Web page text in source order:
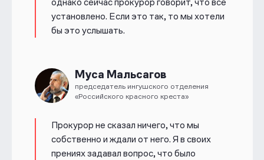
однако сейчас прокурор говорит, что всё
установлено. Если это так, то мы хотели
бы это услышать.
Муса Мальсагов
председатель ингушского отделения
«Российского красного креста»
Прокурор не сказал ничего, что мы
собственно и ждали от него. Я в своих
прениях задавал вопрос, что было